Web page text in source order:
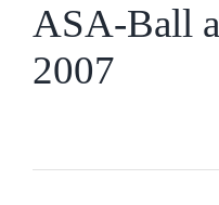
ASA-Ball
2007